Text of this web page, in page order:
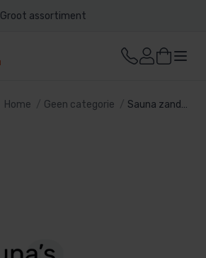
Groot assortiment
Home Geen categorie Sauna zandloper zwart, met zwart zand